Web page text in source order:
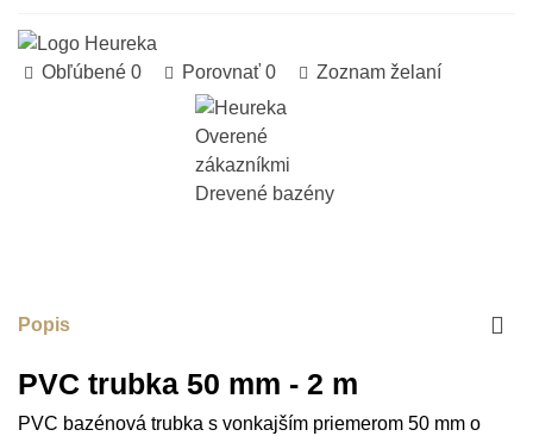
Obľúbené 0 Porovnať 0 Zoznam želaní
Popis
PVC trubka 50 mm - 2 m
PVC bazénová trubka s vonkajším priemerom 50 mm o